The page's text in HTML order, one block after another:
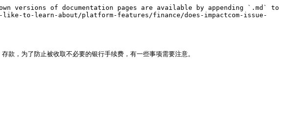
versions of documentation pages are available by appending `.md` to
to-learn-about/platform-features/finance/does-impactcom-issue-
，为了防止被收取不必要的银行手续费，有一些事项需要注意。